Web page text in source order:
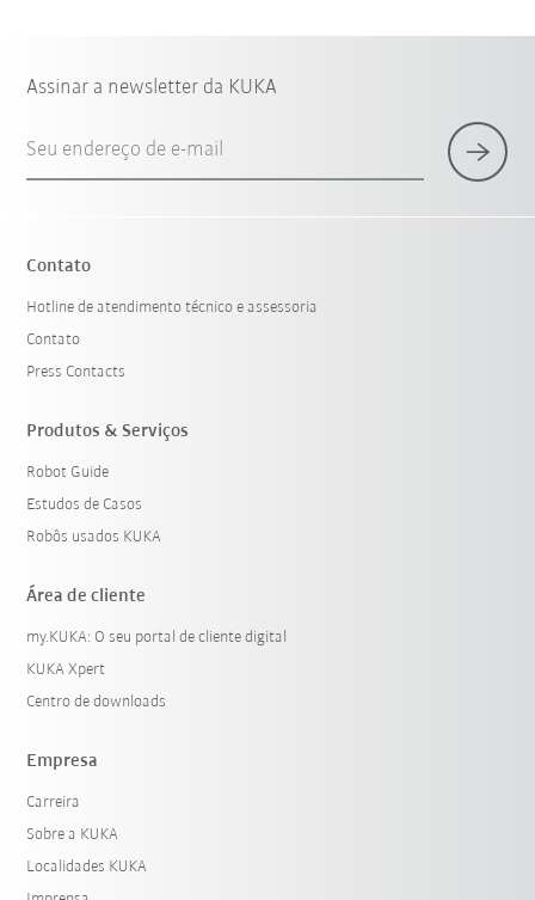
Assinar a newsletter da KUKA
Seu endereço de e-mail
Contato
Hotline de atendimento técnico e assessoria
Contato
Press Contacts
Produtos & Serviços
Robot Guide
Estudos de Casos
Robôs usados KUKA
Área de cliente
my.KUKA: O seu portal de cliente digital
KUKA Xpert
Centro de downloads
Empresa
Carreira
Sobre a KUKA
Localidades KUKA